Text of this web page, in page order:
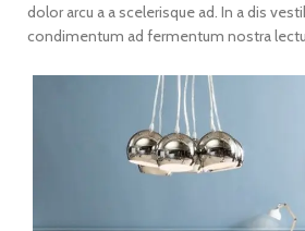
dolor arcu a a scelerisque ad. In a dis
condimentum ad fermentum nostra